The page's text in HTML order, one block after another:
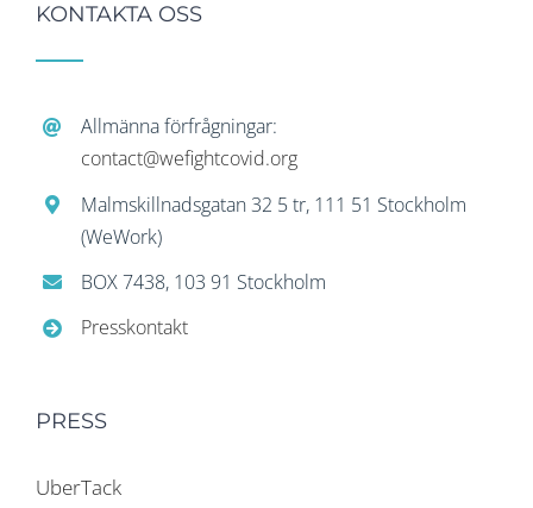
KONTAKTA OSS
Allmänna förfrågningar:
contact@wefightcovid.org
Malmskillnadsgatan 32 5 tr, 111 51 Stockholm
(WeWork)
BOX 7438, 103 91 Stockholm
Presskontakt
PRESS
UberTack